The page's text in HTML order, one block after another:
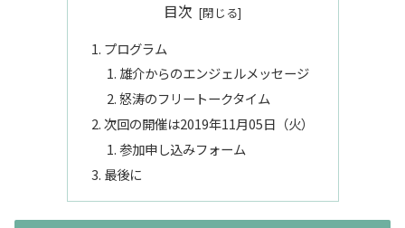
目次
プログラム
雄介からのエンジェルメッセージ
怒涛のフリートークタイム
次回の開催は2019年11月05日（火）
参加申し込みフォーム
最後に